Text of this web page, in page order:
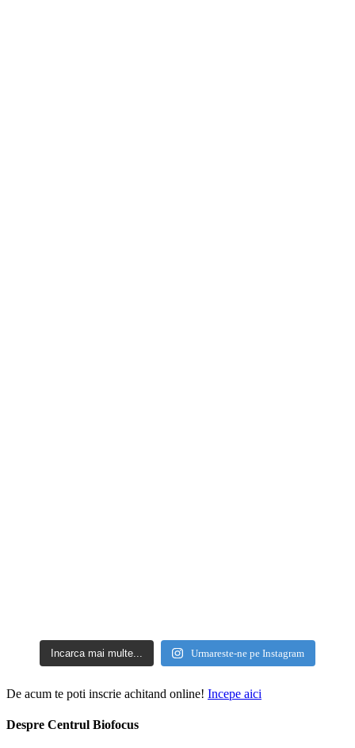
Incarca mai multe... Urmareste-ne pe Instagram
De acum te poti inscrie achitand online! Incepe aici
Despre Centrul Biofocus